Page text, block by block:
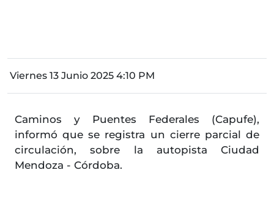
Viernes 13 Junio 2025 4:10 PM
Caminos y Puentes Federales (Capufe),
informó que se registra un cierre parcial de
circulación, sobre la autopista Ciudad
Mendoza - Córdoba.